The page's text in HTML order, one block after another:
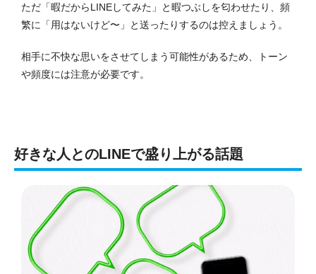
ただ「暇だからLINEしてみた」と暇つぶしを匂わせたり、頻
繁に「用はないけど〜」と送ったりするのは控えましょう。
相手に不快な思いをさせてしまう可能性があるため、トーン
や頻度には注意が必要です。
好きな人とのLINEで盛り上がる話題